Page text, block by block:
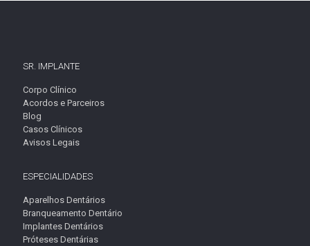
SR. IMPLANTE
Corpo Clínico
Acordos e Parceiros
Blog
Casos Clínicos
Avisos Legais
ESPECIALIDADES
Aparelhos Dentários
Branqueamento Dentário
Implantes Dentários
Próteses Dentárias